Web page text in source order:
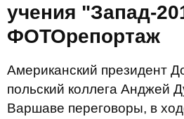
учения "Запад-
ФОТОрепортаж
Американский президент
польский коллега Анджей
Варшаве переговоры, в